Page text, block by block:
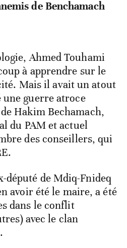
de Benchamach
Ahmed Touhami
à apprendre sur le
Mais il avait un atout
guerre atroce
Hakim Bechamach,
du PAM et actuel
des conseillers, qui
député de Mdiq-Fnideq
avoir été le maire, a été
dans le conflit
avec le clan